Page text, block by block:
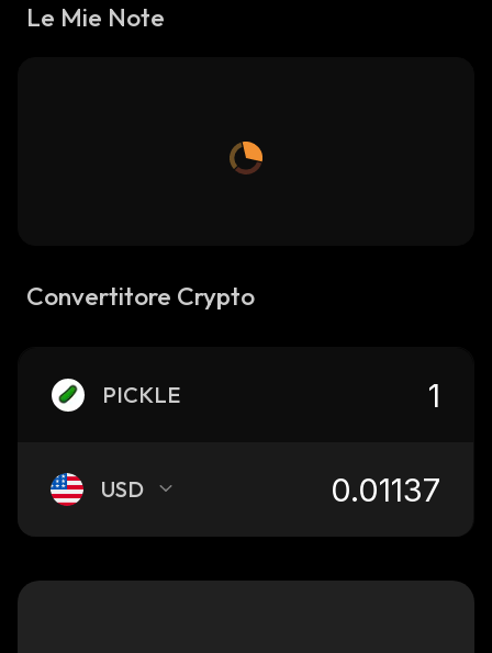
Le Mie Note
Convertitore Crypto
PICKLE
USD